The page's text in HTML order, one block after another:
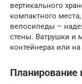
вертикального
компактного
велосипеды –
стены. Ватрушки и
контейнерах или
Планирование